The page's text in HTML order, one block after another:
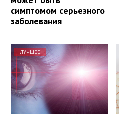
симптомом серьезного
заболевания
ЛУЧШЕЕ